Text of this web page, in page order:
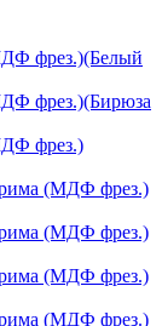
фрез.)(Белый
фрез.)(Бирюза
фрез.)
(МДФ фрез.)
(МДФ фрез.)
(МДФ фрез.)
(МДФ фрез.)